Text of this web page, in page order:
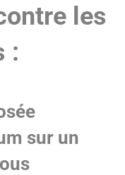
les
:
sur un